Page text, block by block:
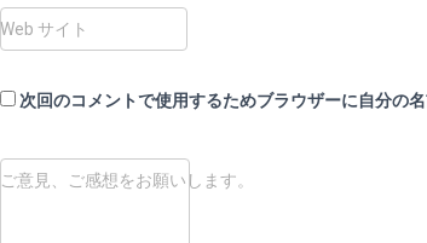
Web サイト
次回のコメントで使用するためブラウザーに自分の
ご意見、ご感想をお願いします。